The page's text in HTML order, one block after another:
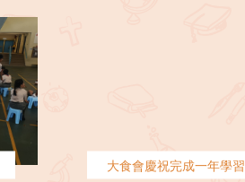
大食會慶祝完成一年學習